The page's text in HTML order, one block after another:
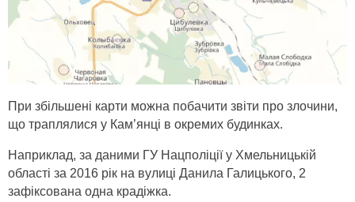
При збільшені карти можна побачити звіти про злочини,
що траплялися у Кам’янці в окремих будинках.
Наприклад, за даними ГУ Нацполіції у Хмельницькій
області за 2016 рік на вулиці Данила Галицького, 2
зафіксована одна крадіжка.